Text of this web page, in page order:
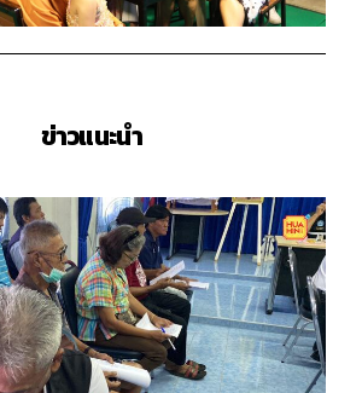
ข่าวแนะนำ